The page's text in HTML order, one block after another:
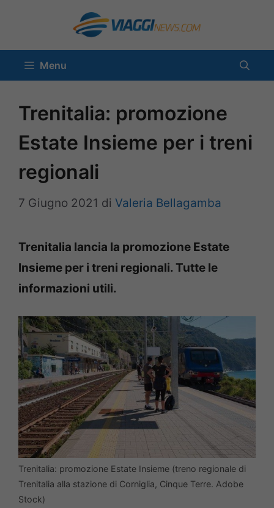
contenuto
Menu
Trenitalia: promozione
Estate Insieme per i treni
regionali
7 Giugno 2021 di Valeria Bellagamba
Trenitalia lancia la promozione Estate
Insieme per i treni regionali. Tutte le
informazioni utili.
Trenitalia: promozione Estate Insieme (treno regionale di
Trenitalia alla stazione di Corniglia, Cinque Terre. Adobe
Stock)